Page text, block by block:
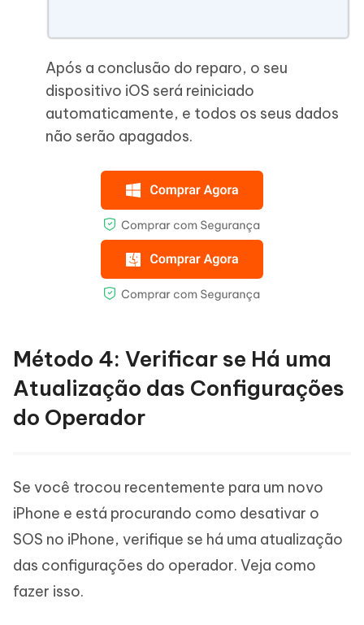
Após a conclusão do reparo, o seu
dispositivo iOS será reiniciado
automaticamente, e todos os seus dados
não serão apagados.
Método 4: Verificar se Há uma
Atualização das Configurações
do Operador
Se você trocou recentemente para um novo
iPhone e está procurando como desativar o
SOS no iPhone, verifique se há uma atualização
das configurações do operador. Veja como
fazer isso.